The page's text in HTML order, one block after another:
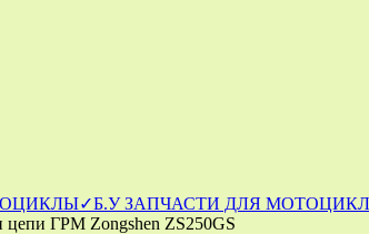
✓Б.У ЗАПЧАСТИ ДЛЯ
цепи ГРМ Zongshen ZS250GS